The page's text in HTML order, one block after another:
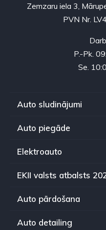
Zemzaru iela 3,
PVN Nr.
P.-Pk.
Se.
Auto sludinājumi
Auto piegāde
Elektroauto
EKII valsts atbalsts
Auto pārdošana
Auto detailing